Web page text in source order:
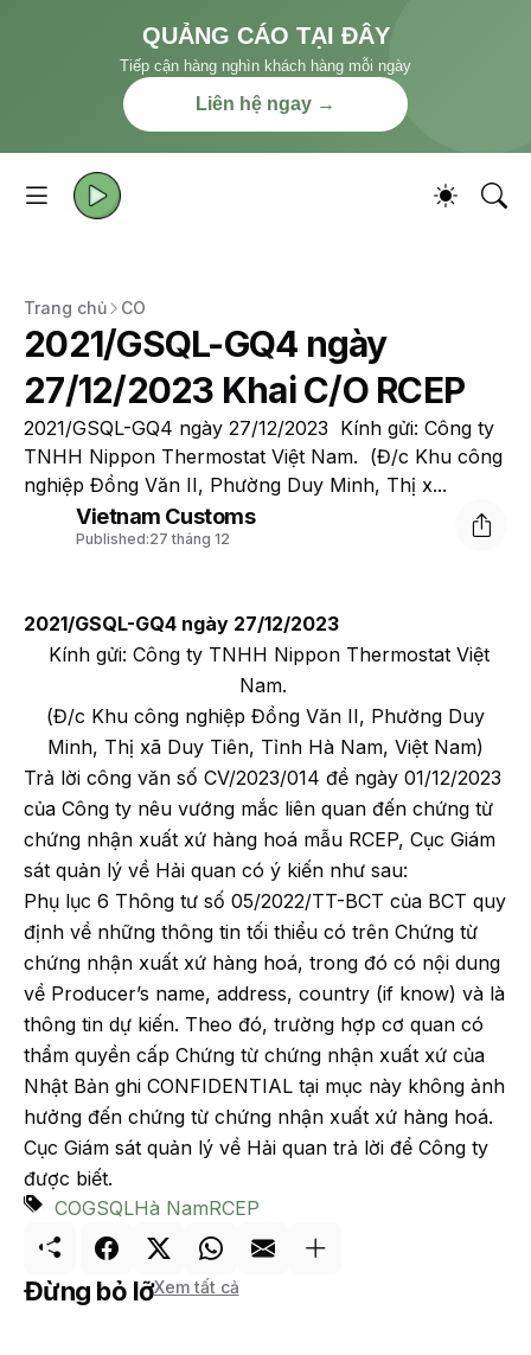
QUẢNG CÁO TẠI ĐÂY
Tiếp cận hàng nghìn khách hàng mỗi ngày
Liên hệ ngay →
Trang chủ CO
2021/GSQL-GQ4 ngày
27/12/2023 Khai C/O RCEP
2021/GSQL-GQ4 ngày 27/12/2023 Kính gửi: Công ty
TNHH Nippon Thermostat Việt Nam. (Đ/c Khu công
nghiệp Đồng Văn II, Phường Duy Minh, Thị x...
Vietnam Customs
Published:27 tháng 12
2021/GSQL-GQ4 ngày 27/12/2023
Kính gửi: Công ty TNHH Nippon Thermostat Việt
Nam.
(Đ/c Khu công nghiệp Đồng Văn II, Phường Duy
Minh, Thị xã Duy Tiên, Tỉnh Hà Nam, Việt Nam)
Trả lời công văn số CV/2023/014 đề ngày 01/12/2023
của Công ty nêu vướng mắc liên quan đến chứng từ
chứng nhận xuất xứ hàng hoá mẫu RCEP, Cục Giám
sát quản lý về Hải quan có ý kiến như sau:
Phụ lục 6 Thông tư số 05/2022/TT-BCT của BCT quy
định về những thông tin tối thiểu có trên Chứng từ
chứng nhận xuất xứ hàng hoá, trong đó có nội dung
về Producer’s name, address, country (if know) và là
thông tin dự kiến. Theo đó, trường hợp cơ quan có
thẩm quyền cấp Chứng từ chứng nhận xuất xứ của
Nhật Bản ghi CONFIDENTIAL tại mục này không ảnh
hưởng đến chứng từ chứng nhận xuất xứ hàng hoá.
Cục Giám sát quản lý về Hải quan trả lời để Công ty
được biết.
COGSQLHà NamRCEP
Đừng bỏ lỡXem tất cả